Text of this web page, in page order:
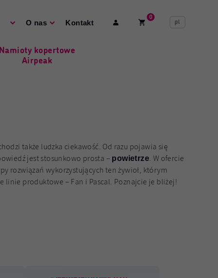
O nas Kontakt
0
pl
Namioty kopertowe
Airpeak
także ludzka ciekawość. Od razu pojawia się
jest stosunkowo prosta – powietrze. W ofercie
rozwiązań wykorzystujących ten żywioł, którym
linie produktowe – Fan i Pascal. Poznajcie je bliżej!